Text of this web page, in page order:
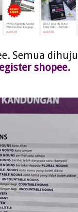
Semua
shopee.